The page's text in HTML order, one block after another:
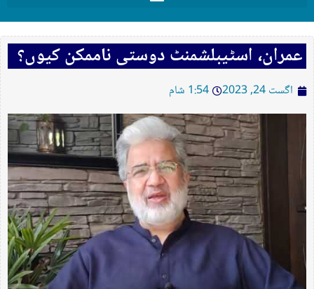
عمران، اسٹیبلشمنٹ دوستی ناممکن کیوں؟
اگست 24, 2023 1:54 شام